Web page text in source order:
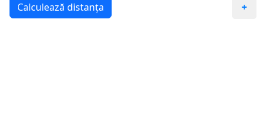
Calculează distanța +